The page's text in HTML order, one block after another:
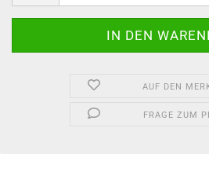
AUF DEN
FRAGE ZUM